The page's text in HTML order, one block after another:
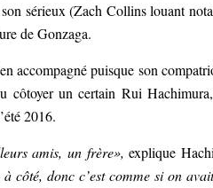
sérieux (Zach Collins louant
de Gonzaga.
accompagné puisque son
un certain Rui
2016.
amis, un frère»,explique
côté, donc c’est comme si on